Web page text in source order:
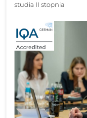
studia II stopnia